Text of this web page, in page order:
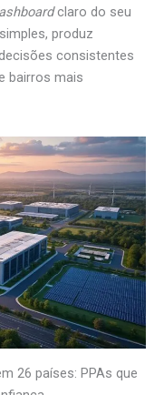
claro do seu
produz
consistentes
bairros mais
26 países: PPAs que